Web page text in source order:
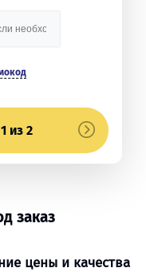
из 2
заказ
цены и качества